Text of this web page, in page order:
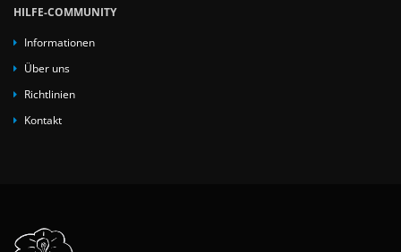
HILFE-COMMUNITY
Informationen
Über uns
Richtlinien
Kontakt